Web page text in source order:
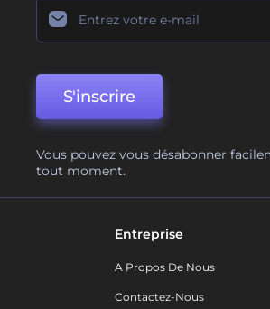
S'inscrire
Vous pouvez vous désabonner
tout moment.
Entreprise
A Propos De Nous
Contactez-Nous